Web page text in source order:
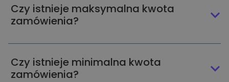
Czy istnieje maksymalna kwota
zamówienia?
Czy istnieje minimalna kwota
zamówienia?